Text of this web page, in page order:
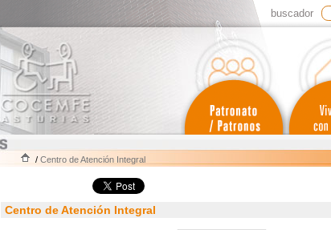
buscador
/ Centro de Atención Integral
Centro de Atención Integral